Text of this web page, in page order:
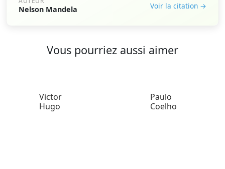
Nelson Mandela Voir la citation →
Vous pourriez aussi aimer
Victor
Hugo
Paulo
Coelho